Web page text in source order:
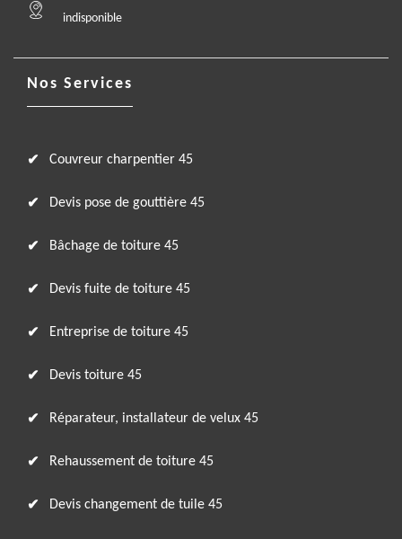
indisponible
Nos Services
Couvreur charpentier 45
Devis pose de gouttière 45
Bâchage de toiture 45
Devis fuite de toiture 45
Entreprise de toiture 45
Devis toiture 45
Réparateur, installateur de velux 45
Rehaussement de toiture 45
Devis changement de tuile 45